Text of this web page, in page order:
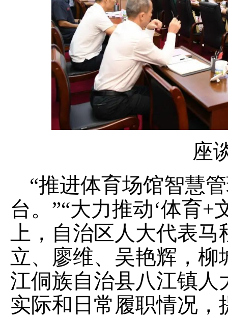
座
“推进体育场馆智慧
台。”“大力推动‘体育
上，自治区人大代表
立、廖维、吴艳辉，
江侗族自治县八江镇
实际和日常履职情况，